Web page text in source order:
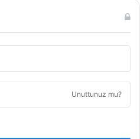
Unuttunuz mu?